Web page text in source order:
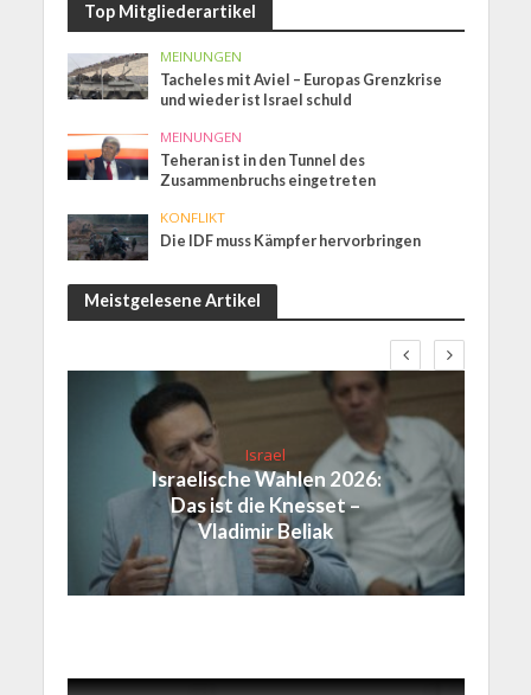
Top Mitgliederartikel
MEINUNGEN
Tacheles mit Aviel – Europas Grenzkrise
und wieder ist Israel schuld
MEINUNGEN
Teheran ist in den Tunnel des
Zusammenbruchs eingetreten
KONFLIKT
Die IDF muss Kämpfer hervorbringen
Meistgelesene Artikel
Israel
Israelische Wahlen 2026:
Das ist die Knesset –
Vladimir Beliak